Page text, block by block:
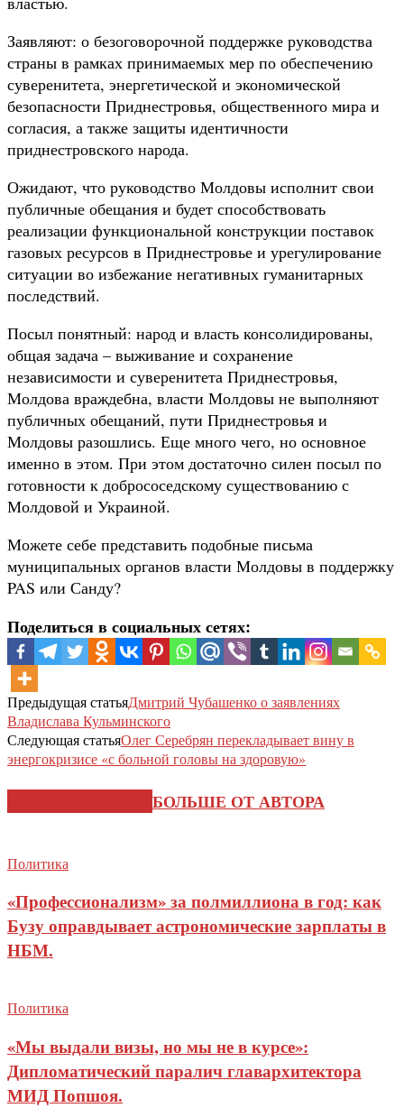
Заявляют: о безоговорочной поддержке руководства
страны в рамках принимаемых мер по обеспечению
суверенитета, энергетической и экономической
безопасности Приднестровья, общественного мира и
согласия, а также защиты идентичности
приднестровского народа.
Ожидают, что руководство Молдовы исполнит свои
публичные обещания и будет способствовать
реализации функциональной конструкции поставок
газовых ресурсов в Приднестровье и урегулирование
ситуации во избежание негативных гуманитарных
последствий.
Посыл понятный: народ и власть консолидированы,
общая задача – выживание и сохранение
независимости и суверенитета Приднестровья,
Молдова враждебна, власти Молдовы не выполняют
публичных обещаний, пути Приднестровья и
Молдовы разошлись. Еще много чего, но основное
именно в этом. При этом достаточно силен посыл по
готовности к добрососедскому существованию с
Молдовой и Украиной.
Можете себе представить подобные письма
муниципальных органов власти Молдовы в поддержку
PAS или Санду?
Поделиться в социальных сетях:
Предыдущая статьяДмитрий Чубашенко о заявлениях
Владислава Кульминского
Следующая статьяОлег Серебрян перекладывает вину в
энергокризисе «с больной головы на здоровую»
БОЛЬШЕ ОТ АВТОРА
Политика
«Профессионализм» за полмиллиона в год: как
Бузу оправдывает астрономические зарплаты в
НБМ.
Политика
«Мы выдали визы, но мы не в курсе»:
Дипломатический паралич главархитектора
МИД Попшоя.